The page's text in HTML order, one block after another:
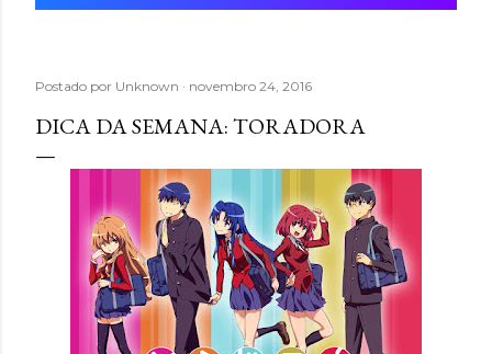
Postado por Unknown novembro 24, 2016
DICA DA SEMANA: TORADORA